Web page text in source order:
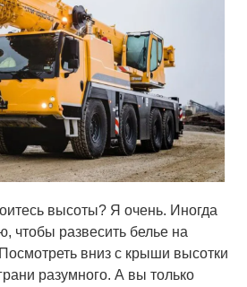
высоты? Я очень. Иногда
чтобы развесить белье на
вниз с крыши высотки
разумного. А вы только